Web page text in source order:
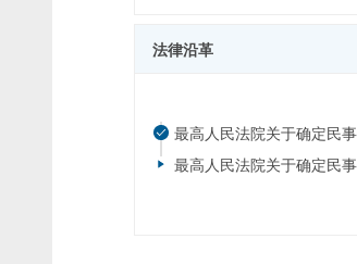
法律沿革
最高人民法院关于确定民
最高人民法院关于确定民